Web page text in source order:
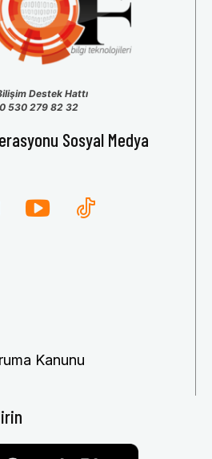
Destek Hattı
530 279 82 32
Sosyal Medya
Kanunu